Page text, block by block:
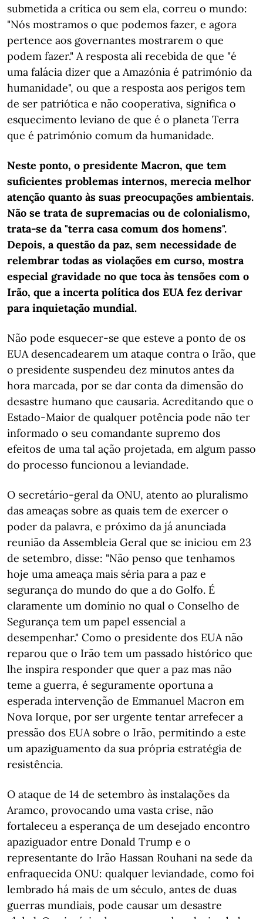
submetida a crítica ou sem ela, correu o mundo:
"Nós mostramos o que podemos fazer, e agora
pertence aos governantes mostrarem o que
podem fazer." A resposta ali recebida de que "é
uma falácia dizer que a Amazónia é património da
humanidade", ou que a resposta aos perigos tem
de ser patriótica e não cooperativa, significa o
esquecimento leviano de que é o planeta Terra
que é património comum da humanidade.
Neste ponto, o presidente Macron, que tem
suficientes problemas internos, merecia melhor
atenção quanto às suas preocupações ambientais.
Não se trata de supremacias ou de colonialismo,
trata-se da "terra casa comum dos homens".
Depois, a questão da paz, sem necessidade de
relembrar todas as violações em curso, mostra
especial gravidade no que toca às tensões com o
Irão, que a incerta política dos EUA fez derivar
para inquietação mundial.
Não pode esquecer-se que esteve a ponto de os
EUA desencadearem um ataque contra o Irão, que
o presidente suspendeu dez minutos antes da
hora marcada, por se dar conta da dimensão do
desastre humano que causaria. Acreditando que o
Estado-Maior de qualquer potência pode não ter
informado o seu comandante supremo dos
efeitos de uma tal ação projetada, em algum passo
do processo funcionou a leviandade.
O secretário-geral da ONU, atento ao pluralismo
das ameaças sobre as quais tem de exercer o
poder da palavra, e próximo da já anunciada
reunião da Assembleia Geral que se iniciou em 23
de setembro, disse: "Não penso que tenhamos
hoje uma ameaça mais séria para a paz e
segurança do mundo do que a do Golfo. É
claramente um domínio no qual o Conselho de
Segurança tem um papel essencial a
desempenhar." Como o presidente dos EUA não
reparou que o Irão tem um passado histórico que
lhe inspira responder que quer a paz mas não
teme a guerra, é seguramente oportuna a
esperada intervenção de Emmanuel Macron em
Nova Iorque, por ser urgente tentar arrefecer a
pressão dos EUA sobre o Irão, permitindo a este
um apaziguamento da sua própria estratégia de
resistência.
O ataque de 14 de setembro às instalações da
Aramco, provocando uma vasta crise, não
fortaleceu a esperança de um desejado encontro
apaziguador entre Donald Trump e o
representante do Irão Hassan Rouhani na sede da
enfraquecida ONU: qualquer leviandade, como foi
lembrado há mais de um século, antes de duas
guerras mundiais, pode causar um desastre